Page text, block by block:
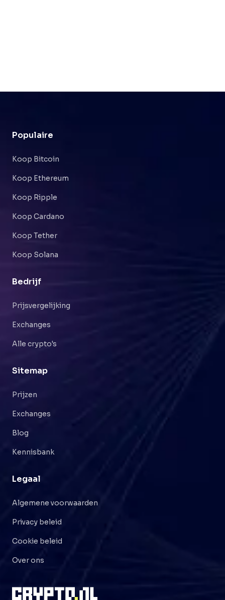
Populaire
Koop Bitcoin
Koop Ethereum
Koop Ripple
Koop Cardano
Koop Tether
Koop Solana
Bedrijf
Prijsvergelijking
Exchanges
Alle crypto's
Sitemap
Prijzen
Exchanges
Blog
Kennisbank
Legaal
Algemene voorwaarden
Privacy beleid
Cookie beleid
Over ons